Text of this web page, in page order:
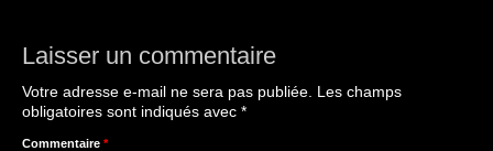
Laisser un commentaire
Votre adresse e-mail ne sera pas publiée. Les champs
obligatoires sont indiqués avec *
Commentaire *